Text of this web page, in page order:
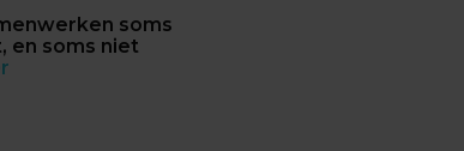
soms
en soms niet